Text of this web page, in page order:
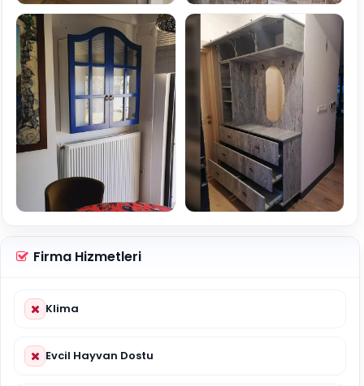
Firma Hizmetleri
Klima
Evcil Hayvan Dostu